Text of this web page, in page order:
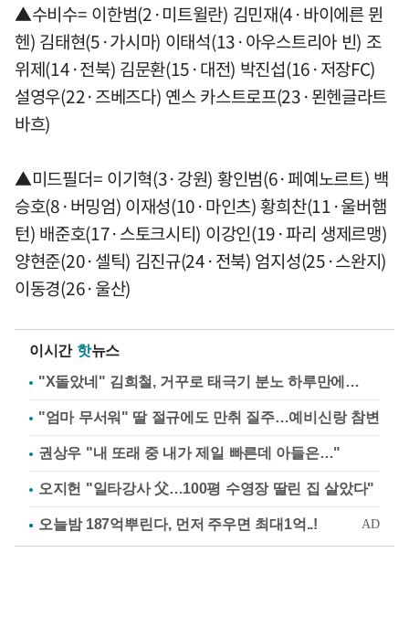
▲수비수= 이한범(2·미트윌란) 김민재(4·바이에른 뮌
헨) 김태현(5·가시마) 이태석(13·아우스트리아 빈) 조
위제(14·전북) 김문환(15·대전) 박진섭(16·저장FC)
설영우(22·즈베즈다) 옌스 카스트로프(23·묀헨글라트
바흐)
▲미드필더= 이기혁(3·강원) 황인범(6·페예노르트) 백
승호(8·버밍엄) 이재성(10·마인츠) 황희찬(11·울버햄
턴) 배준호(17·스토크시티) 이강인(19·파리 생제르맹)
양현준(20·셀틱) 김진규(24·전북) 엄지성(25·스완지)
이동경(26·울산)
이시간 핫뉴스
"X돌았네" 김희철, 거꾸로 태극기 분노 하루만에…
"엄마 무서워" 딸 절규에도 만취 질주…예비신랑 참변
권상우 "내 또래 중 내가 제일 빠른데 아들은…"
오지헌 "일타강사 父…100평 수영장 딸린 집 살았다"